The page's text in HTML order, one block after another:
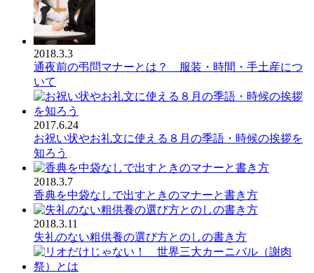
2018.3.3
通夜前の弔問マナーとは？ 服装・時間・手土産につ
いて
2017.6.24
お祝い状やお礼文に使える８月の季語・時候の挨拶を
知ろう
2018.3.7
香典を中袋なしで出すときのマナーと書き方
2018.3.11
失礼のない粗供養の選び方とのしの書き方